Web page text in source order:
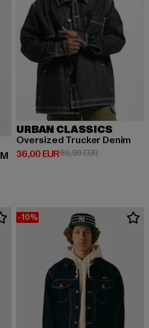
189,99 EUR
URBAN CLASSICS
Oversized Trucker Denim
36,00 EUR
Derzeitiger Preis: 36,00 EUR
89,99 EURAktionspreis:
-10%